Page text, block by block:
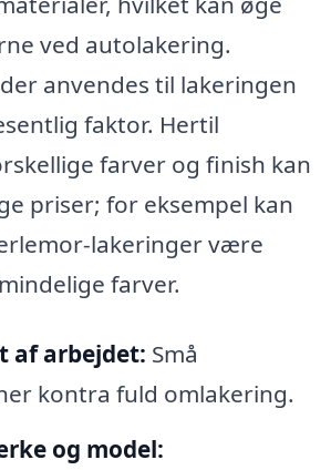
ved autolakering.
anvendes til lakeringen
faktor. Hertil
farver og finish kan
priser; for eksempel kan
lakeringer være
farver.
af arbejdet: Små
kontra fuld omlakering.
og model: